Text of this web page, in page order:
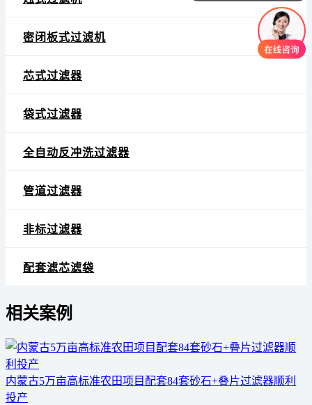
密闭板式过滤机
芯式过滤器
袋式过滤器
全自动反冲洗过滤器
管道过滤器
非标过滤器
配套滤芯滤袋
相关案例
内蒙古5万亩高标准农田项目配套84套砂石+叠片过滤器顺利
投产